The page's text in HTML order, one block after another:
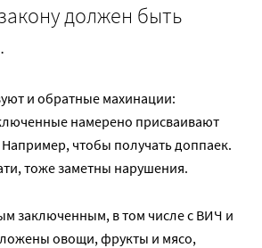
должен быть
и обратные махинации:
намерено присваивают
Например, чтобы получать доппаек.
тоже заметны нарушения.
заключенным, в том числе с ВИЧ и
овощи, фрукты и мясо,